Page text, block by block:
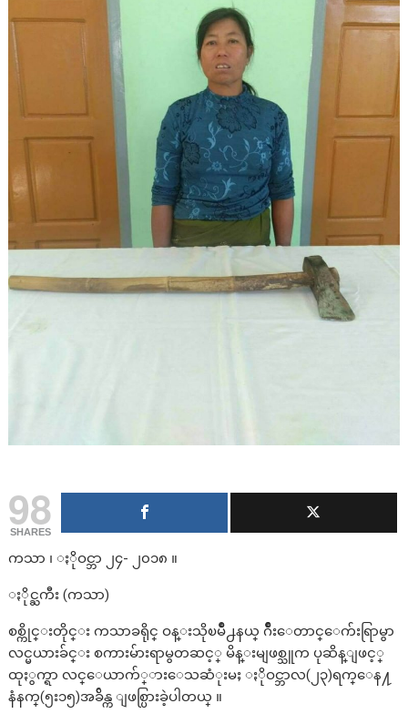
98
SHARES
ကသာ ၊ ႏိုဝင္ဘာ ၂၄- ၂၀၁၈ ။
ႏိုင္ႀကီး (ကသာ)
စစ္ကိုင္းတိုင္း ကသာခရိုင္ ဝန္းသိုၿမိဳ႕နယ္ ဂ်ဳိးေတာင္ေက်းရြာမွာ
လင္မယားခ်င္း စကားမ်ားရာမွတဆင့္ မိန္းမျဖစ္သူက ပုဆိန္ျဖင့္
ထုႏွက္ရာ လင္ေယာက်္ားေသဆံုးမႈ ႏိုဝင္ဘာလ(၂၃)ရက္ေန႔
နံနက္(၅း၁၅)အခ်ိန္က ျဖစ္ပြားခဲ့ပါတယ္ ။